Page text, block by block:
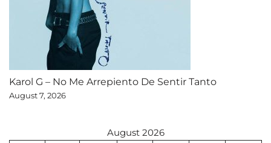
Karol G – No Me Arrepiento De Sentir Tanto
August 7, 2026
August 2026